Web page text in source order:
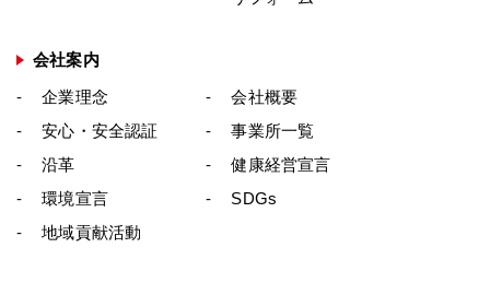
会社案内
企業理念
会社概要
安心・安全認証
事業所一覧
沿革
健康経営宣言
環境宣言
SDGs
地域貢献活動